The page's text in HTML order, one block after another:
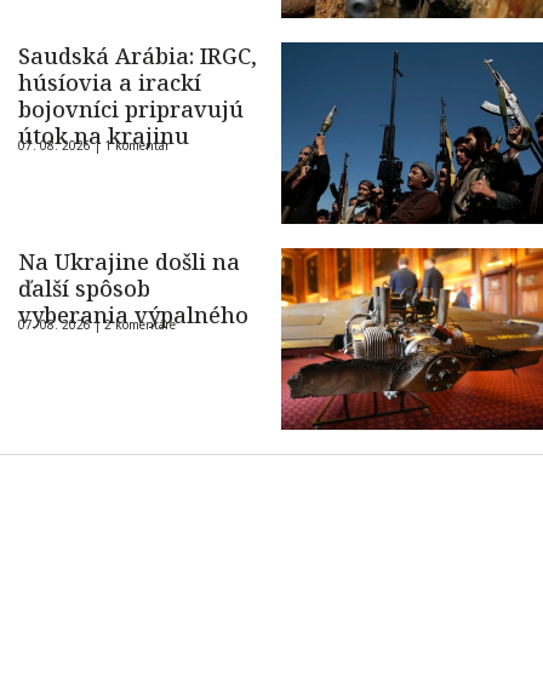
Saudská Arábia: IRGC,
húsíovia a irackí
bojovníci pripravujú
útok na krajinu
07. 08. 2026 | 1 komentár
Na Ukrajine došli na
ďalší spôsob
vyberania výpalného
07. 08. 2026 |2 komentáre